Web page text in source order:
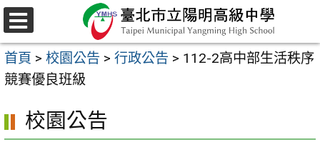
跳
至
主
要
容
區
選
單
首頁 > 校園公告 > 行政公告 > 112-2高中部生活秩序
競賽優良班級
校園公告